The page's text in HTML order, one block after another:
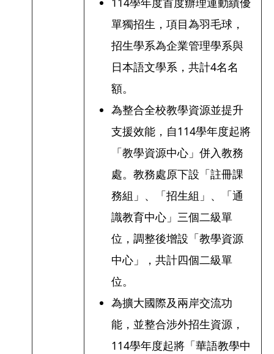
單獨招生，項目為羽毛球，
招生學系為企業管理學系與
日本語文學系，共計4名名
額。
為整合全校教學資源並提升
支援效能，自114學年度起將
「教學資源中心」併入教務
處。教務處原下設「註冊課
務組」、「招生組」、「通
識教育中心」三個二級單
位，調整後增設「教學資源
中心」，共計四個二級單
位。
為擴大國際及兩岸交流功
能，並整合涉外招生資源，
114學年度起將「華語教學中